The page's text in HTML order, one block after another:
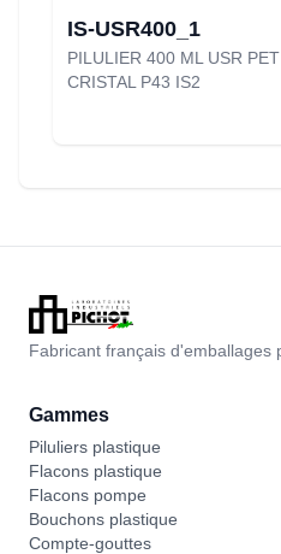
IS-USR400_1
PILULIER 400 ML USR PET
CRISTAL P43 IS2
Fabricant français d'emballages
Gammes
Piluliers plastique
Flacons plastique
Flacons pompe
Bouchons plastique
Compte-gouttes